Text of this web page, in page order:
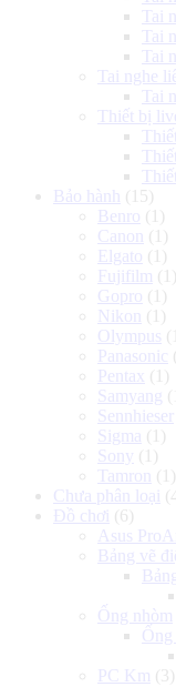
Tai
Tai
Tai
Tai nghe
Tai
Thiết bị
Bảo hành
(15)
Benro (1)
Canon
(1)
Elgato (1)
Fujifilm (1)
Gopro (1)
Nikon
(1)
Olympus
Panasonic
Pentax (1)
Samyang
Sennhieser
Sigma (1)
Sony (1)
Tamron
(1)
Chưa phân loại
Đồ chơi (6)
Asus
Bảng vẽ
Ống nhòm
Ống
PC Km (3)